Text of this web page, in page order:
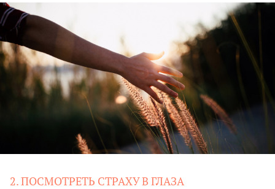
2. ПОСМОТРЕТЬ СТРАХУ В ГЛАЗА